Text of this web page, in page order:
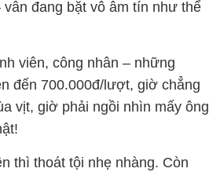
đang bặt vô âm tín như thể
viên, công nhân – những
đến 700.000đ/lượt, giờ chẳng
vịt, giờ phải ngồi nhìn mấy ông
thì thoát tội nhẹ nhàng. Còn